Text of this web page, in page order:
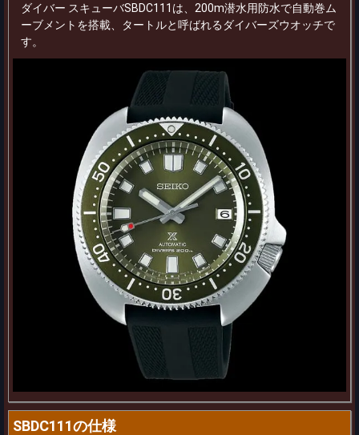
ダイバー スキューバSBDC111は、200m潜水用防水で自動巻ム
ーブメントを搭載、タートルと呼ばれるダイバーズウオッチで
す。
SBDC111の仕様